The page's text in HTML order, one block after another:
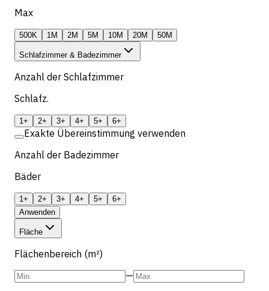
Max
500K 1M 2M 5M 10M 20M 50M
Schlafzimmer & Badezimmer
Anzahl der Schlafzimmer
Schlafz.
1+ 2+ 3+ 4+ 5+ 6+
Exakte Übereinstimmung verwenden
Anzahl der Badezimmer
Bäder
1+ 2+ 3+ 4+ 5+
6+
Anwenden
Fläche
Flächenbereich (m²)
—